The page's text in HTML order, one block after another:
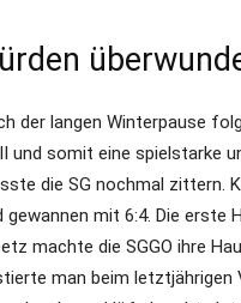
der langen Winterpause
und somit eine spielstarke
die SG nochmal zittern.
gewannen mit 6:4. Die erste
machte die SGGO ihre
man beim letztjährigen